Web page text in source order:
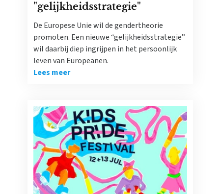
"gelijkheidsstrategie"
De Europese Unie wil de gendertheorie
promoten. Een nieuwe “gelijkheidsstrategie”
wil daarbij diep ingrijpen in het persoonlijk
leven van Europeanen.
Lees meer